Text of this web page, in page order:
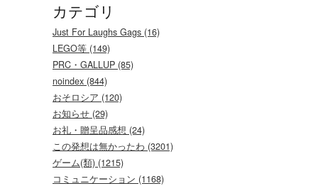
カテゴリ
Just For Laughs Gags (16)
LEGO等 (149)
PRC・GALLUP (85)
noindex (844)
おそロシア (120)
お知らせ (29)
お礼・贈呈品感想 (24)
この発想は無かったわ (3201)
ゲーム(類) (1215)
コミュニケーション (1168)